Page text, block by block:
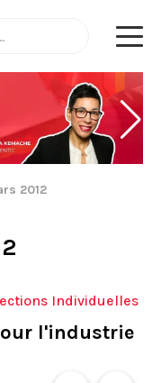
2012
Individuelles
l'industrie